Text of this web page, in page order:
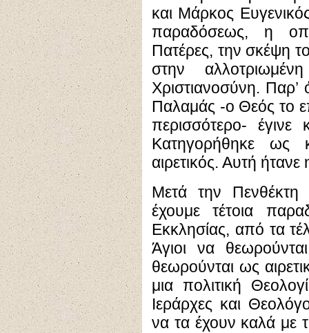
και Μάρκος
παραδόσεως, η
Πατέρες, την σκέψη
στην
Χριστιανοσύνη.
Παλαμάς -ο Θεός το
περισσότερο- έγινε
Κατηγορήθηκε ως
αιρετικός. Αυτή
Μετά την Πενθέκτη
έχουμε τέτοια
Εκκλησίας, από τα
Άγιοι να
θεωρούνται ως
μια πολιτική
Ιεράρχες και
να τα έχουν καλά με